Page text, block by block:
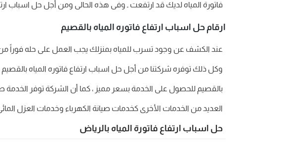
فاتورة المياه لديك قد ارتفعت ـ وفى هذه الحالى ومن أجل حل اسباب
ارقام حل اسباب ارتفاع فاتوره المياه بالقصيم
عند الكشف عن وجود تسرب للمياه بمنزلك يجب العمل على حله فوراً من
وكل ذلك توفره شركتنا من أجل حل اسباب ارتفاع فاتوره المياه
بالقصيم للحصول على الخدمة بسعر مميز ، كما أن الشركة توفر الخدمة
العديد من الخدمات الأخرى كخدمات صيانة الكهرباء وخدمات العزل
حل اسباب ارتفاع فاتورة المياه بالرياض